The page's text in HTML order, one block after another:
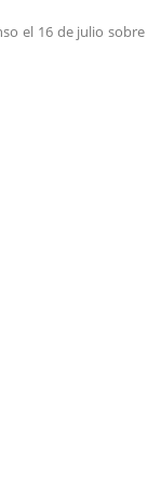
el 16 de julio sobre